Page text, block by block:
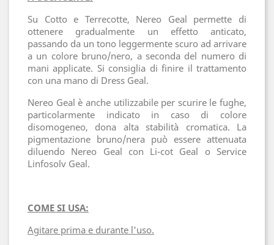
Su Cotto e Terrecotte, Nereo Geal permette di
ottenere gradualmente un effetto anticato,
passando da un tono leggermente scuro ad arrivare
a un colore bruno/nero, a seconda del numero di
mani applicate. Si consiglia di finire il trattamento
con una mano di Dress Geal.
Nereo Geal è anche utilizzabile per scurire le fughe,
particolarmente indicato in caso di colore
disomogeneo, dona alta stabilità cromatica. La
pigmentazione bruno/nera può essere attenuata
diluendo Nereo Geal con Li-cot Geal o Service
Linfosolv Geal.
COME SI USA:
Agitare prima e durante l'uso.